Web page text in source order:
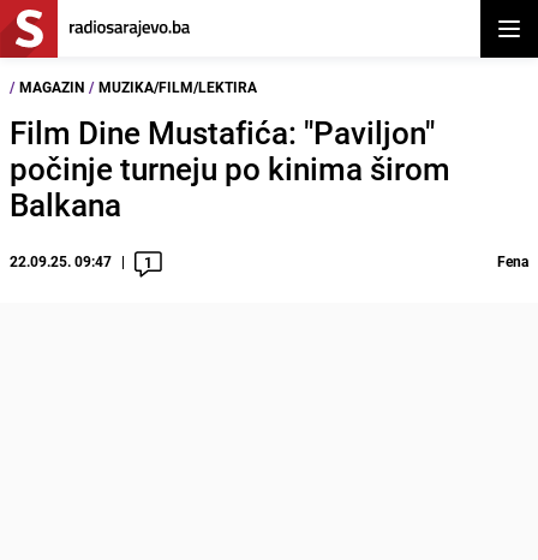
/ MAGAZIN / MUZIKA/FILM/LEKTIRA
Film Dine Mustafića: "Paviljon"
počinje turneju po kinima širom
Balkana
22.09.25. 09:47 1 Fena